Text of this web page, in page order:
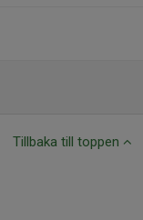
Tillbaka till toppen